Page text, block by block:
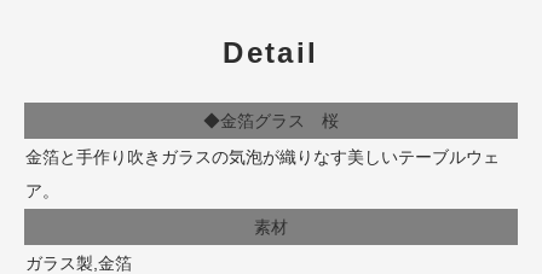
Detail
◆金箔グラス 桜
金箔と手作り吹きガラスの気泡が織りなす美しいテーブルウェ
ア。
素材
ガラス製,金箔